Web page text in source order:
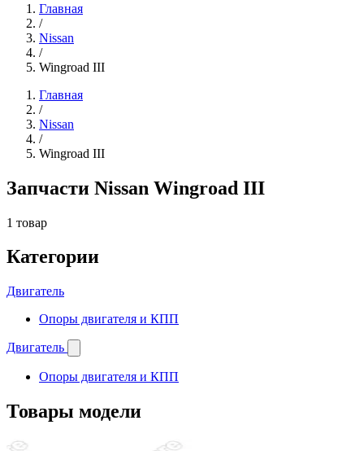
Главная
/
Nissan
/
Wingroad III
Главная
/
Nissan
/
Wingroad III
Запчасти Nissan Wingroad III
1 товар
Категории
Двигатель
Опоры двигателя и КПП
Двигатель
Опоры двигателя и КПП
Товары модели